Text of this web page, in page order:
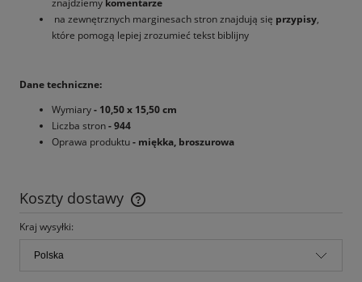
znajdziemy komentarze
na zewnętrznych marginesach stron znajdują się przypisy,
które pomogą lepiej zrozumieć tekst biblijny
Dane techniczne:
Wymiary- 10,50 x 15,50 cm
Liczba stron- 944
Oprawa produktu- miękka, broszurowa
Koszty dostawy
Cena nie zawiera ewentualnych kosztów płatności
Kraj wysyłki: